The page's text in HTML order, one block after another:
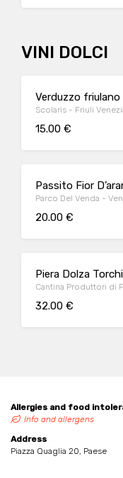
VINI DOLCI
Verduzzo friulano
Scolaris - Friuli
15.00 €
Passito Fior
Parco Del Venda -
20.00 €
Piera Dolza
Cantina Produttori di
32.00 €
Allergies and food
Info and allergens
Address
Piazza Quaglia 20, Paese